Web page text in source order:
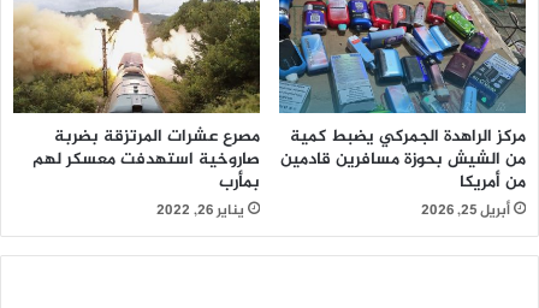
مركز الراهدة الجمركي يضبط كمية
من الشيش بحوزة مسافرين قادمين
من أمريكا
أبريل 25, 2026
مصرع عشرات المرتزقة بضربة
صاروخية استهدفت معسكر لهم
بمأرب
يناير 26, 2022